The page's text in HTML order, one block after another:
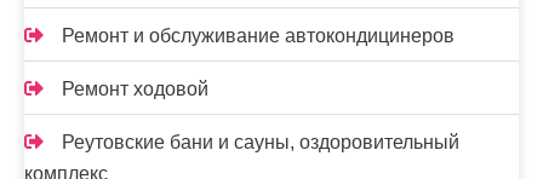
Ремонт и обслуживание автокондицинеров
Ремонт ходовой
Реутовские бани и сауны, оздоровительный
комплекс